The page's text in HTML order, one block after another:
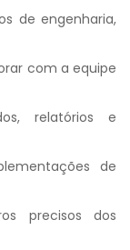
de engenharia,
com a equipe
relatórios e
de
precisos dos